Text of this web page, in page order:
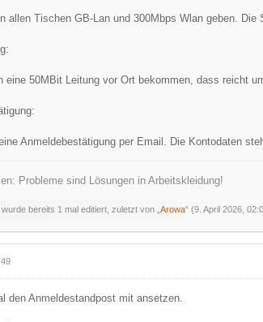
allen Tischen GB-Lan und 300Mbps Wlan geben. Die
eine 50MBit Leitung vor Ort bekommen, dass reicht
Anmeldebestätigung per Email. Die Kontodaten
Probleme sind Lösungen in Arbeitskleidung!
bereits 1 mal editiert, zuletzt von „Arowa“ (9. April 2026,
den Anmeldestandpost mit ansetzen.